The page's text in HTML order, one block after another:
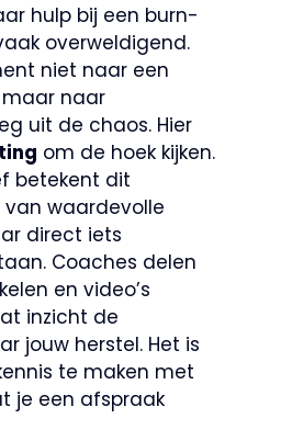
hulp bij een burn-
overweldigend.
niet naar een
naar
uit de chaos. Hier
om de hoek kijken.
betekent dit
waardevolle
direct iets
Coaches delen
en video’s
inzicht de
jouw herstel. Het is
te maken met
je een afspraak